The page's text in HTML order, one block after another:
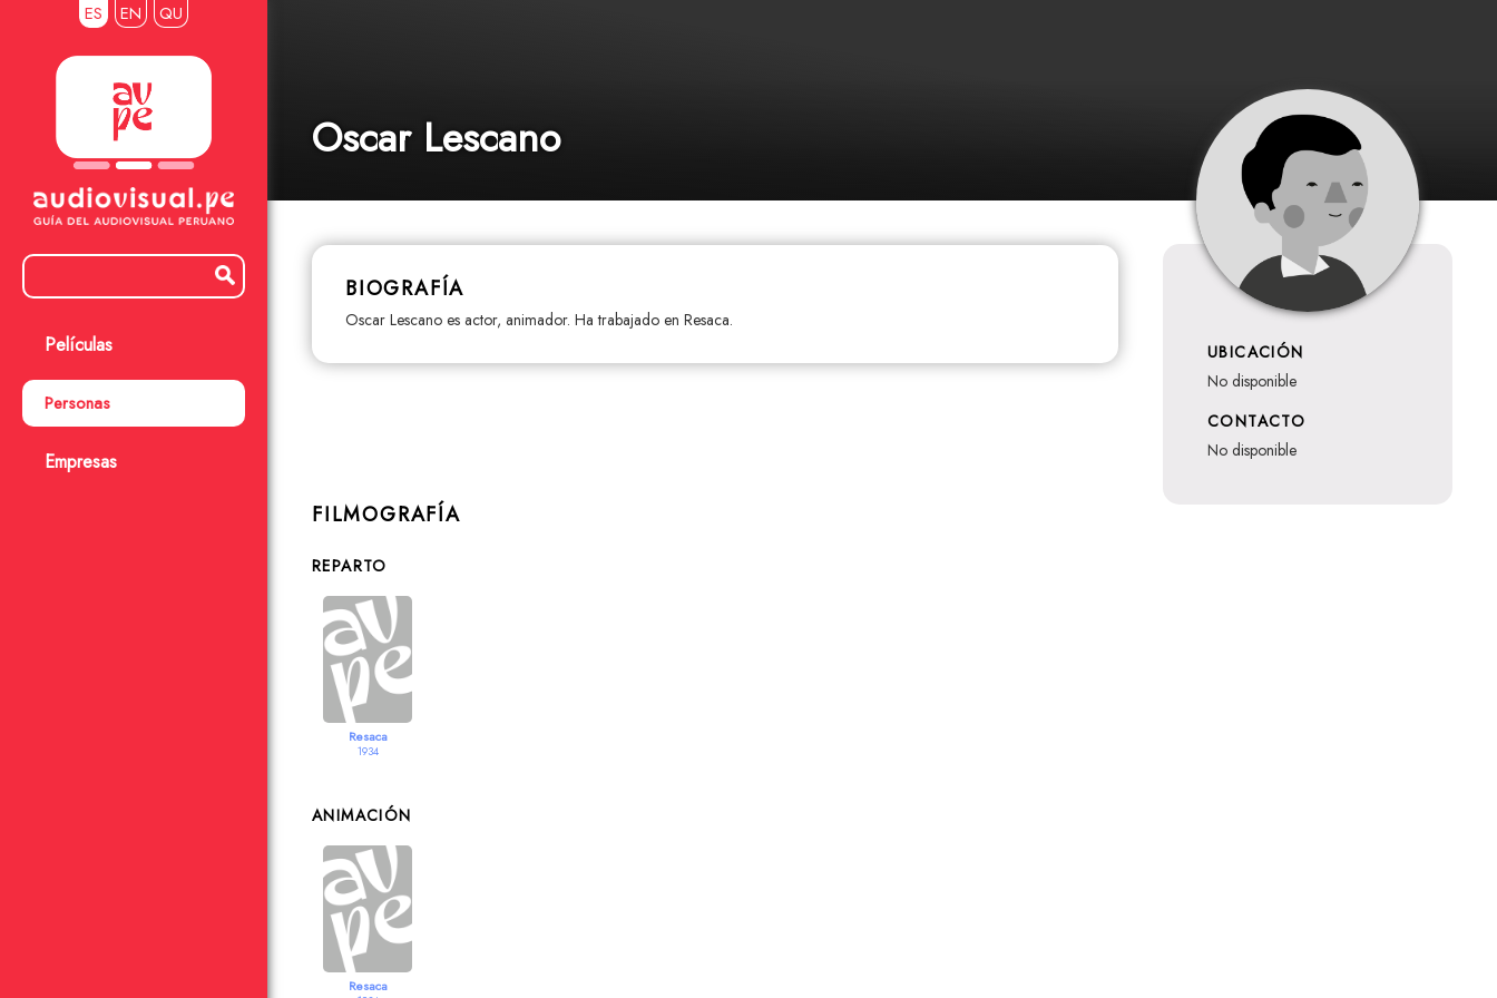
ES EN QU
Películas
Personas
Empresas
Oscar Lescano
BIOGRAFÍA
Oscar Lescano es actor, animador. Ha trabajado en Resaca.
UBICACIÓN
no disponible
CONTACTO
no disponible
FILMOGRAFÍA
REPARTO
Resaca
1934
ANIMACIÓN
Resaca